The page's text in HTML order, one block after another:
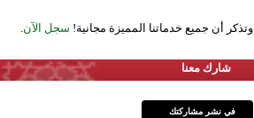
وتذكر أن جميع خدماتنا المميزة مجانية! سجل الآن.
شارك معنا
في نشر مشاركتك